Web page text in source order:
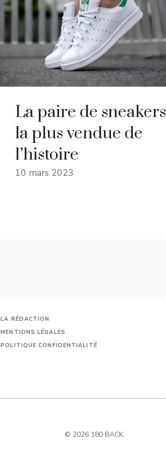
La paire de sneakers
la plus vendue de
l’histoire
10 mars 2023
LA RÉDACTION
MENTIONS LÉGALES
POLITIQUE CONFIDENTIALITÉ
© 2026 180 BACK.